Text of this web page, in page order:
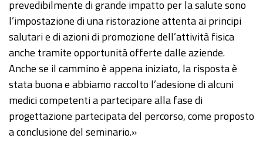
prevedibilmente di grande impatto per la salute sono
l’impostazione di una ristorazione attenta ai principi
salutari e di azioni di promozione dell’attività fisica
anche tramite opportunità offerte dalle aziende.
Anche se il cammino è appena iniziato, la risposta è
stata buona e abbiamo raccolto l’adesione di alcuni
medici competenti a partecipare alla fase di
progettazione partecipata del percorso, come proposto
a conclusione del seminario.»